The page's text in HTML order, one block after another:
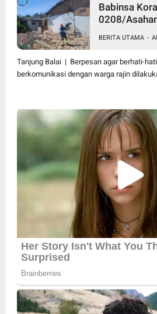
Babinsa
0208/
Bangunan
BERITA UTAMA -
Tanjung Balai | Berpesan agar berhati-
berkomunikasi dengan warga rajin